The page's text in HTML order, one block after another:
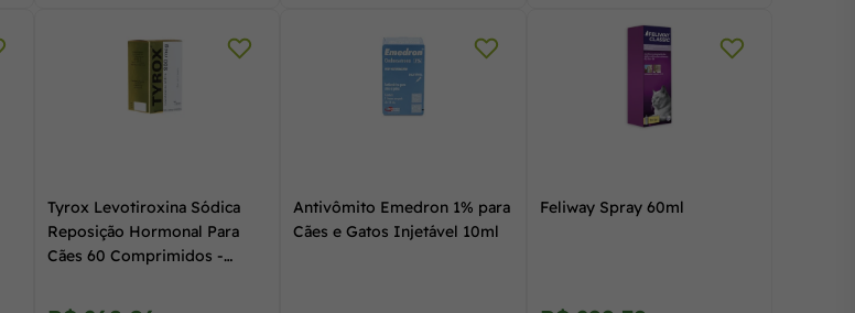
Tyrox Levotiroxina Sódica
Reposição Hormonal Para
Cães 60 Comprimidos -
Antivômito Emedron 1% para
Cães e Gatos Injetável 10ml
Feliway Spray 60ml